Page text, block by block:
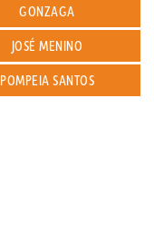
GONZAGA
JOSÉ MENINO
POMPEIA SANTOS